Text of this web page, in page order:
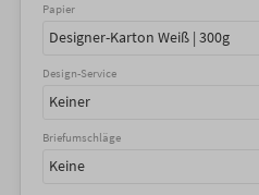
Papier
Designer-Karton Weiß | 300g
Design-Service
Keiner
Briefumschläge
Keine